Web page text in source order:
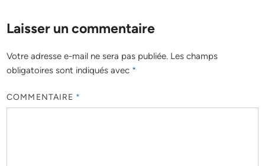
Laisser un commentaire
Votre adresse e-mail ne sera pas publiée. Les champs
obligatoires sont indiqués avec *
COMMENTAIRE *